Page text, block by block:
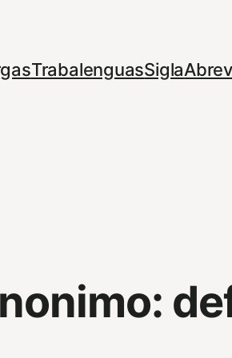
TrabalenguasSigla